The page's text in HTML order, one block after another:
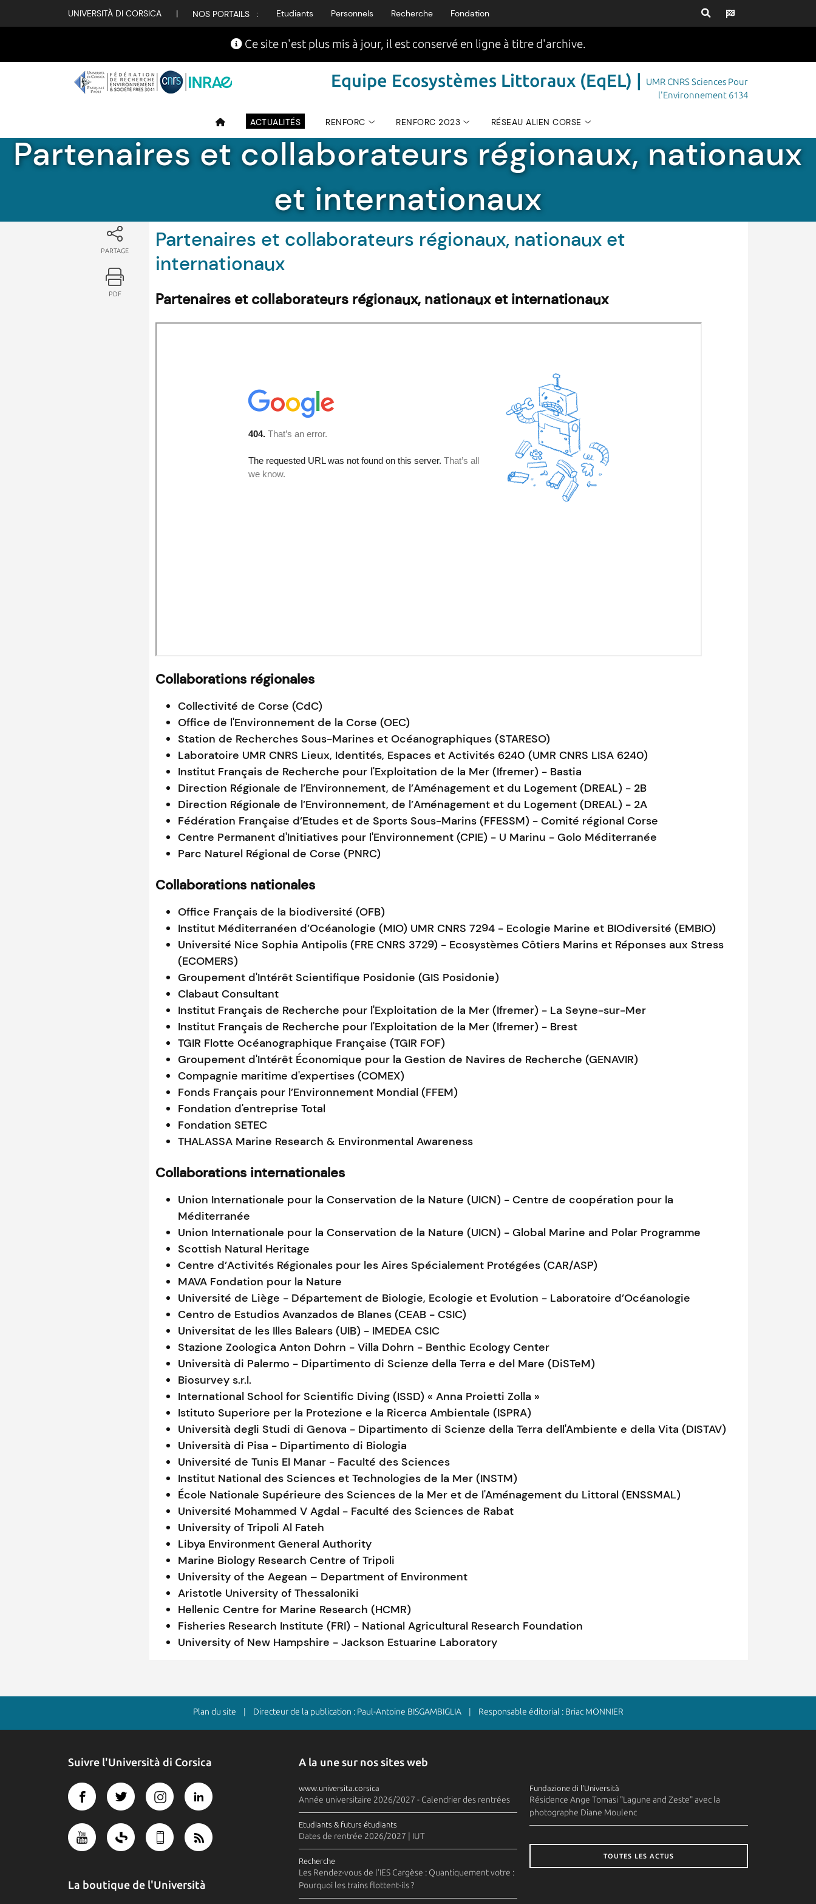
UNIVERSITÀ DI CORSICA | NOS PORTAILS : Etudiants Personnels Recherche Fondation
Ce site n'est plus mis à jour, il est conservé en ligne à titre d'archive.
Equipe Ecosystèmes Littoraux (EqEL) |
UMR CNRS Sciences Pour
l'Environnement 6134
ACTUALITÉS RENFORC RENFORC 2023 RÉSEAU ALIEN CORSE
EQUIPE ECOSYSTÈMES LITTORAUX (EQEL)|
Partenaires et collaborateurs régionaux, nationaux
et internationaux
PARTAGE
PDF
Partenaires et collaborateurs régionaux, nationaux et
internationaux
Partenaires et collaborateurs régionaux, nationaux et internationaux
Collaborations régionales
Collectivité de Corse (CdC)
Office de l'Environnement de la Corse (OEC)
Station de Recherches Sous-Marines et Océanographiques (STARESO)
Laboratoire UMR CNRS Lieux, Identités, Espaces et Activités 6240 (UMR CNRS LISA 6240)
Institut Français de Recherche pour l'Exploitation de la Mer (Ifremer) - Bastia
Direction Régionale de l’Environnement, de l’Aménagement et du Logement (DREAL) - 2B
Direction Régionale de l’Environnement, de l’Aménagement et du Logement (DREAL) - 2A
Fédération Française d’Etudes et de Sports Sous-Marins (FFESSM) - Comité régional Corse
Centre Permanent d'Initiatives pour l'Environnement (CPIE) - U Marinu - Golo Méditerranée
Parc Naturel Régional de Corse (PNRC)
Collaborations nationales
Office Français de la biodiversité (OFB)
Institut Méditerranéen d’Océanologie (MIO) UMR CNRS 7294 - Ecologie Marine et BIOdiversité (EMBIO)
Université Nice Sophia Antipolis (FRE CNRS 3729) - Ecosystèmes Côtiers Marins et Réponses aux Stress
(ECOMERS)
Groupement d'Intérêt Scientifique Posidonie (GIS Posidonie)
Clabaut Consultant
Institut Français de Recherche pour l'Exploitation de la Mer (Ifremer) - La Seyne-sur-Mer
Institut Français de Recherche pour l'Exploitation de la Mer (Ifremer) - Brest
TGIR Flotte Océanographique Française (TGIR FOF)
Groupement d'Intérêt Économique pour la Gestion de Navires de Recherche (GENAVIR)
Compagnie maritime d'expertises (COMEX)
Fonds Français pour l’Environnement Mondial (FFEM)
Fondation d'entreprise Total
Fondation SETEC
THALASSA Marine Research & Environmental Awareness
Collaborations internationales
Union Internationale pour la Conservation de la Nature (UICN) - Centre de coopération pour la
Méditerranée
Union Internationale pour la Conservation de la Nature (UICN) - Global Marine and Polar Programme
Scottish Natural Heritage
Centre d’Activités Régionales pour les Aires Spécialement Protégées (CAR/ASP)
MAVA Fondation pour la Nature
Université de Liège - Département de Biologie, Ecologie et Evolution - Laboratoire d’Océanologie
Centro de Estudios Avanzados de Blanes (CEAB - CSIC)
Universitat de les Illes Balears (UIB) - IMEDEA CSIC
Stazione Zoologica Anton Dohrn - Villa Dohrn - Benthic Ecology Center
Università di Palermo - Dipartimento di Scienze della Terra e del Mare (DiSTeM)
Biosurvey s.r.l.
International School for Scientific Diving (ISSD) « Anna Proietti Zolla »
Istituto Superiore per la Protezione e la Ricerca Ambientale (ISPRA)
Università degli Studi di Genova - Dipartimento di Scienze della Terra dell'Ambiente e della Vita (DISTAV)
Università di Pisa - Dipartimento di Biologia
Université de Tunis El Manar - Faculté des Sciences
Institut National des Sciences et Technologies de la Mer (INSTM)
École Nationale Supérieure des Sciences de la Mer et de l'Aménagement du Littoral (ENSSMAL)
Université Mohammed V Agdal - Faculté des Sciences de Rabat
University of Tripoli Al Fateh
Libya Environment General Authority
Marine Biology Research Centre of Tripoli
University of the Aegean – Department of Environment
Aristotle University of Thessaloniki
Hellenic Centre for Marine Research (HCMR)
Fisheries Research Institute (FRI) - National Agricultural Research Foundation
University of New Hampshire - Jackson Estuarine Laboratory
Plan du site | Directeur de la publication : Paul-Antoine BISGAMBIGLIA | Responsable éditorial : Briac MONNIER
Suivre l'Università di Corsica
La boutique de l'Università
A la une sur nos sites web
www.universita.corsica
Année universitaire 2026/2027 - Calendrier des rentrées
Etudiants & futurs étudiants
Dates de rentrée 2026/2027 | IUT
Recherche
Les Rendez-vous de l'IES Cargèse : Quantiquement votre :
Pourquoi les trains flottent-ils ?
Fundazione di l'Università
Résidence Ange Tomasi "Lagune and Zeste" avec la
photographe Diane Moulenc
TOUTES LES ACTUS